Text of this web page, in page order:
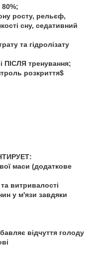
росту, рельєф,
сну, седативний
та гідролізату
ПІСЛЯ тренування;
розкриття$
маси (додаткове
витривалості
у м'язи завдяки
відчуття голоду